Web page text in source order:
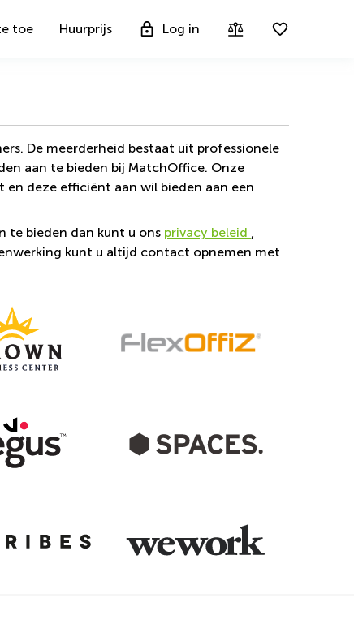
toe Huurprijs Log in
De meerderheid bestaat uit professionele
aan te bieden bij MatchOffice. Onze
deze efficiënt aan wil bieden aan een
te bieden dan kunt u ons privacy beleid
kunt u altijd contact opnemen met